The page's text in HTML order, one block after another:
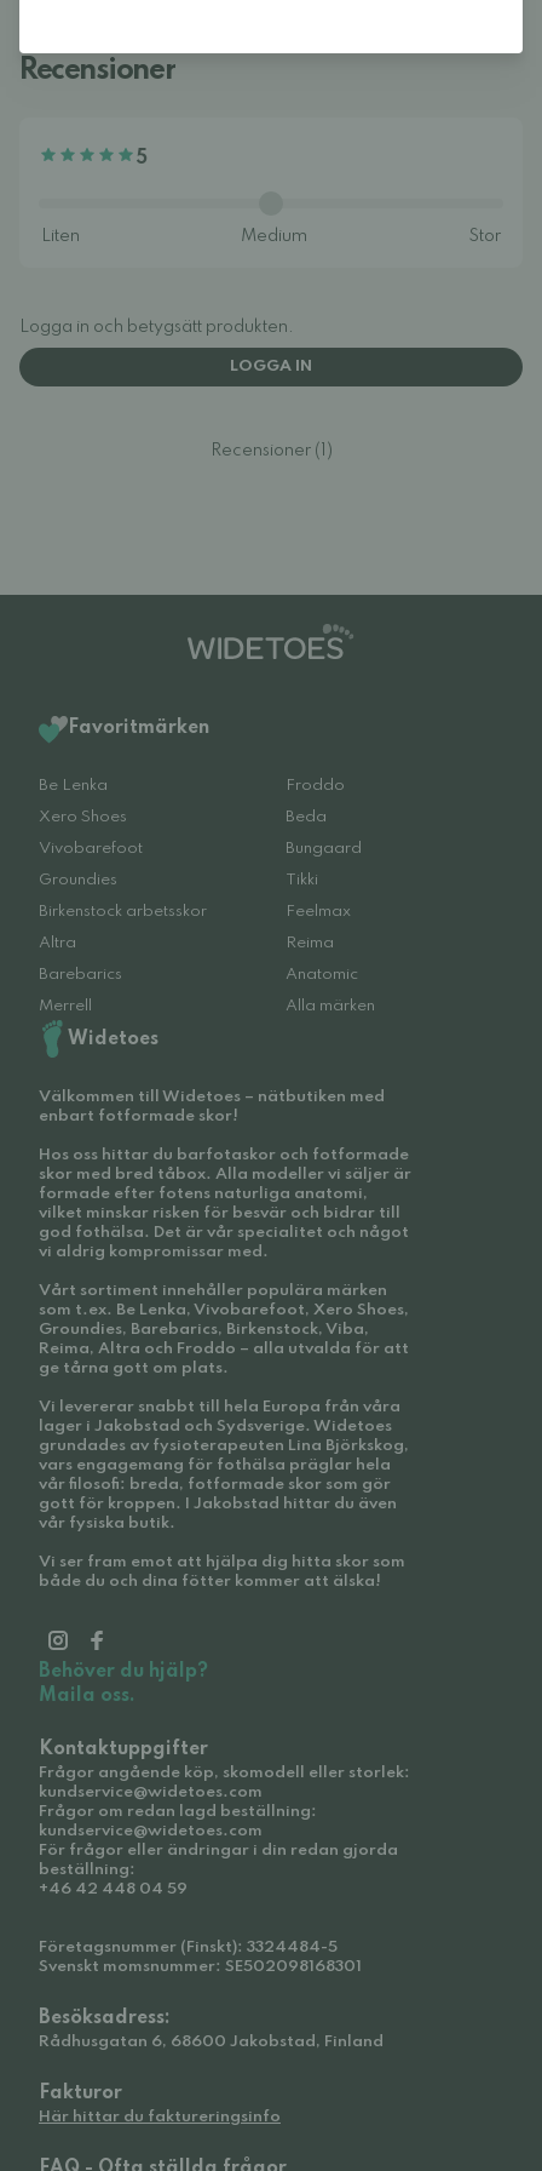
Recensioner
5
Logga in och betygsätt produkten.
LOGGA IN
Recensioner (1)
Favoritmärken
Be Lenka
Froddo
Xero Shoes
Beda
Vivobarefoot
Bungaard
Groundies
Tikki
Birkenstock arbetsskor
Feelmax
Altra
Reima
Barebarics
Anatomic
Merrell
Alla märken
Widetoes
Välkommen till Widetoes – nätbutiken med
enbart fotformade skor!
Hos oss hittar du barfotaskor och fotformade
skor med bred tåbox. Alla modeller vi säljer är
formade efter fotens naturliga anatomi,
vilket minskar risken för besvär och bidrar till
god fothälsa. Det är vår specialitet och något
vi aldrig kompromissar med.
Vårt sortiment innehåller populära märken
som t.ex. Be Lenka, Vivobarefoot, Xero Shoes,
Groundies, Barebarics, Birkenstock, Viba,
Reima, Altra och Froddo – alla utvalda för att
ge tårna gott om plats.
Vi levererar snabbt till hela Europa från våra
lager i Jakobstad och Sydsverige. Widetoes
grundades av fysioterapeuten Lina Björkskog,
vars engagemang för fothälsa präglar hela
vår filosofi: breda, fotformade skor som gör
gott för kroppen. I Jakobstad hittar du även
vår fysiska butik.
Vi ser fram emot att hjälpa dig hitta skor som
både du och dina fötter kommer att älska!
Behöver du hjälp?
Maila oss.
Kontaktuppgifter
Frågor angående köp, skomodell eller storlek:
kundservice@widetoes.com
Frågor om redan lagd beställning:
kundservice@widetoes.com
För frågor eller ändringar i din redan gjorda
beställning:
+46 42 448 04 59
Företagsnummer (Finskt): 3324484-5
Svenskt momsnummer: SE502098168301
Besöksadress:
Rådhusgatan 6, 68600 Jakobstad, Finland
Fakturor
Här hittar du faktureringsinfo